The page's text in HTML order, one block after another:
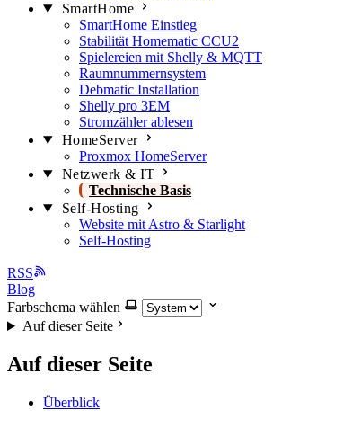
SmartHome
SmartHome Einstieg
Stabilität Homematic CCU2
Spielereien mit Shelly & MQTT
Raumnummernsystem
Debmatic Installation
Shelly pro 3EM
Stromzähler ablesen
HomeServer
Proxmox HomeServer
Netzwerk & IT
Technische Basis
Self-Hosting
Website mit Astro & Starlight
Self-Hosting
RSS
Blog
Farbschema wählen
Auf dieser Seite
Auf dieser Seite
Überblick